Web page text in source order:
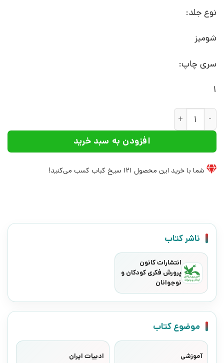
نوع جلد:
شومیز
سری چاپ:
1
کتاب خرس‌ها و پدر چوبی | انتشارات کانون پرورش فکری کودکان
افزودن به سبد خرید
شما با خرید این محصول 121 سیخ کباب کسب می‌کنید!
ناشر کتاب
انتشارات کانون
پرورش فکری کودکان و
نوجوانان
موضوع کتاب
آموزشی ادبیات ایران